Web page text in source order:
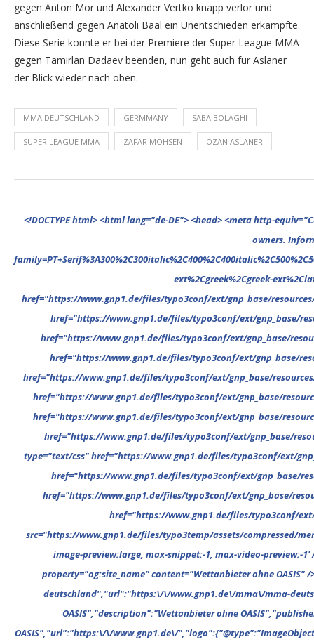
gegen Anton Mor und Alexander Vertko knapp verlor und
anschließend gegen Anatoli Baal ein Unentschieden erkämpfte.
Diese Serie konnte er bei der Premiere der Super League MMA
gegen Tamirlan Dadaev beenden, nun geht auch für Aslaner
der Blick wieder nach oben.
MMA DEUTSCHLAND GERMMANY SABA BOLAGHI
SUPER LEAGUE MMA ZAFAR MOHSEN OZAN ASLANER
<!DOCTYPE html> <html lang="de-DE"> <head> <meta http-equiv="Content-Type" content="text/html; charset=UTF-8"/> <meta name="google-site-verification" content="cVGVUvWocm1gvSHxvrjHxzeA4oYlTAvZPb6G_EJBd1U" /> <!-- This website is powered by TYPO3 - inspiring people to share! TYPO3 is a free open source Content Management Framework initially created by Kasper Skaarhoj and licensed under GNU/GPL. TYPO3 is copyright 1998-2022 of Kasper Skaarhoj. Extensions are copyright of their respective owners. Information and contribution at https://typo3.org/ --> <base href="."> <title>MMA Deutschland</title> <meta name="generator" content="TYPO3 CMS"/> <meta name="viewport" content="width=device-width,minimum-scale=1"/> <meta name="revisit-after" content="1 days"/> <meta name="allow-search" content="yes"/> <link rel="stylesheet" type="text/css" href="//fonts.googleapis.com/